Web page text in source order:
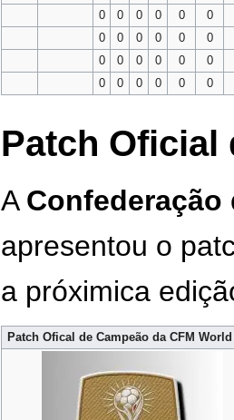
0
0 0 0 0
0
0
0 0 0 0
0
0
0 0 0 0
0
0
0 0 0 0 0
Patch Oficial
A
apresentou o
a próximica
Patch Ofical de Campeão da CFM